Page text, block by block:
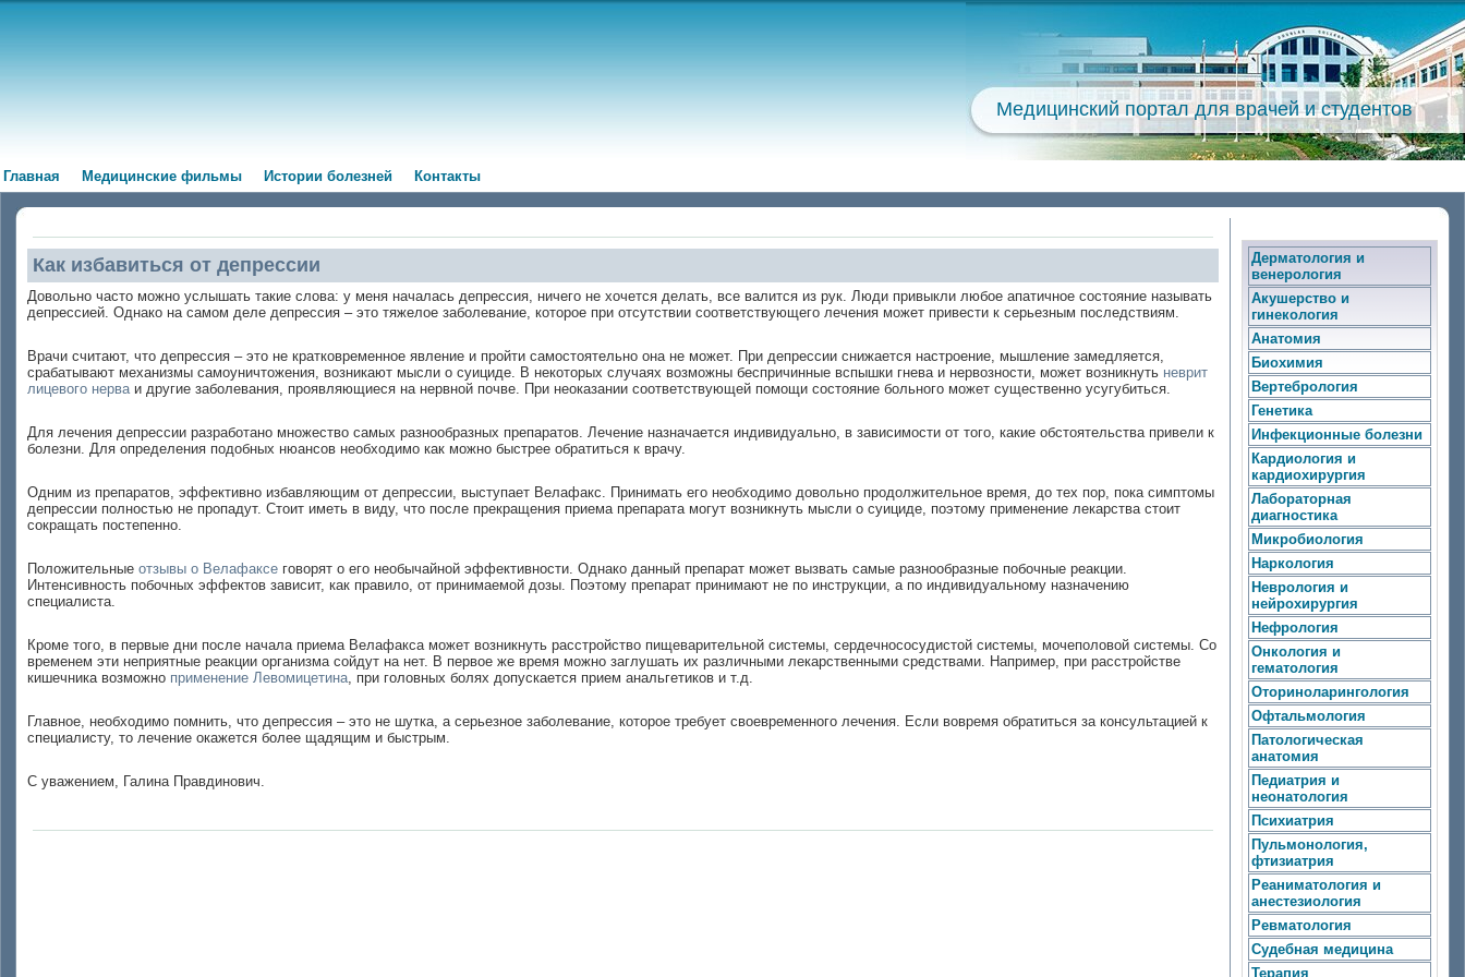
Медицинский портал для врачей и студентов
Главная Медицинские фильмы Истории болезней Контакты
Как избавиться от депрессии
Довольно часто можно услышать такие слова: у меня началась депрессия, ничего не хочется делать, все валится из рук. Люди привыкли любое апатичное состояние называть
депрессией. Однако на самом деле депрессия – это тяжелое заболевание, которое при отсутствии соответствующего лечения может привести к серьезным последствиям.
Врачи считают, что депрессия – это не кратковременное явление и пройти самостоятельно она не может. При депрессии снижается настроение, мышление замедляется,
срабатывают механизмы самоуничтожения, возникают мысли о суициде. В некоторых случаях возможны беспричинные вспышки гнева и нервозности, может возникнуть неврит
лицевого нерваи другие заболевания, проявляющиеся на нервной почве. При неоказании соответствующей помощи состояние больного может существенно усугубиться.
Для лечения депрессии разработано множество самых разнообразных препаратов. Лечение назначается индивидуально, в зависимости от того, какие обстоятельства привели к
болезни. Для определения подобных нюансов необходимо как можно быстрее обратиться к врачу.
Одним из препаратов, эффективно избавляющим от депрессии, выступает Велафакс. Принимать его необходимо довольно продолжительное время, до тех пор, пока симптомы
депрессии полностью не пропадут. Стоит иметь в виду, что после прекращения приема препарата могут возникнуть мысли о суициде, поэтому применение лекарства стоит
сокращать постепенно.
Положительные отзывы о Велафаксе говорят о его необычайной эффективности. Однако данный препарат может вызвать самые разнообразные побочные реакции.
Интенсивность побочных эффектов зависит, как правило, от принимаемой дозы. Поэтому препарат принимают не по инструкции, а по индивидуальному назначению
специалиста.
Кроме того, в первые дни после начала приема Велафакса может возникнуть расстройство пищеварительной системы, сердечнососудистой системы, мочеполовой системы. Со
временем эти неприятные реакции организма сойдут на нет. В первое же время можно заглушать их различными лекарственными средствами. Например, при расстройстве
кишечника возможно применение Левомицетина, при головных болях допускается прием анальгетиков и т.д.
Главное, необходимо помнить, что депрессия – это не шутка, а серьезное заболевание, которое требует своевременного лечения. Если вовремя обратиться за консультацией к
специалисту, то лечение окажется более щадящим и быстрым.
С уважением, Галина Правдинович.
Дерматология и
венерология
Акушерство и
гинекология
Анатомия
Биохимия
Вертебрология
Генетика
Инфекционные болезни
Кардиология и
кардиохирургия
Лабораторная
диагностика
Микробиология
Наркология
Неврология и
нейрохирургия
Нефрология
Онкология и
гематология
Оториноларингология
Офтальмология
Патологическая
анатомия
Педиатрия и
неонатология
Психиатрия
Пульмонология,
фтизиатрия
Реаниматология и
анестезиология
Ревматология
Судебная медицина
Терапия